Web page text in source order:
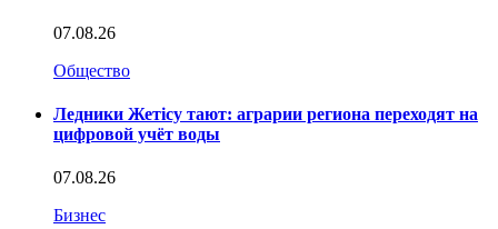
07.08.26
Общество
Ледники Жетісу тают: аграрии региона переходят на
цифровой учёт воды
07.08.26
Бизнес